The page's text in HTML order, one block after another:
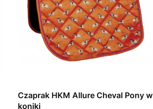
Czaprak HKM Allure Cheval Pony w
koniki